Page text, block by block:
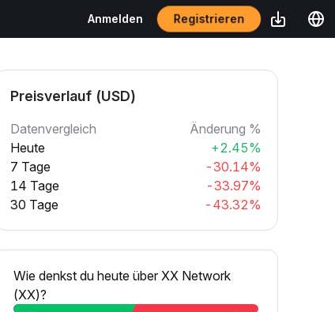
Anmelden Registrieren
Preisverlauf (USD)
Datenvergleich
Änderung %
Heute
+2.45%
7 Tage
-30.14%
14 Tage
-33.97%
30 Tage
-43.32%
Wie denkst du heute über XX Network
(XX)?